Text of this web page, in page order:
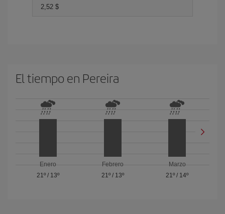
2,52 $
El tiempo en Pereira
Enero
21º/ 13º
Febrero
21º/ 13º
Marzo
21º / 14º